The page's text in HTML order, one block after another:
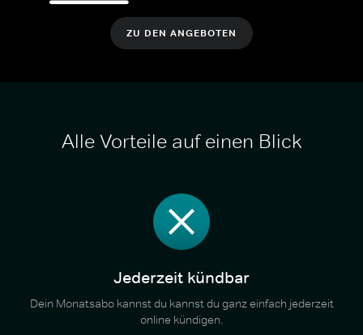
ZU DEN ANGEBOTEN
Alle Vorteile auf einen Blick
Jederzeit kündbar
Dein Monatsabo kannst du kannst du ganz einfach jederzeit
online kündigen.